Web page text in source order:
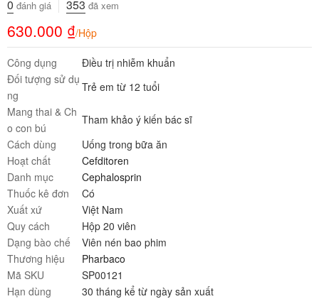
0 đánh giá 353 đã xem
630.000 ₫/Hộp
Công dụng
Điều trị nhiễm khuẩn
Đối tượng sử dụ
ng
Trẻ em từ 12 tuổi
Mang thai & Ch
o con bú
Tham khảo ý kiến bác sĩ
Cách dùng
Uống trong bữa ăn
Hoạt chất
Cefditoren
Danh mục
Cephalosprin
Thuốc kê đơn
Có
Xuất xứ
Việt Nam
Quy cách
Hộp 20 viên
Dạng bào chế
Viên nén bao phim
Thương hiệu
Pharbaco
Mã SKU
SP00121
Hạn dùng
30 tháng kể từ ngày sản xuất